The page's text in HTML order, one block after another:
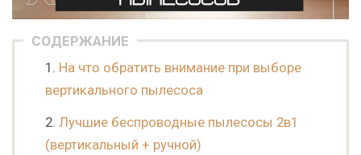
СОДЕРЖАНИЕ
На что обратить внимание при выборе
вертикального пылесоса
Лучшие беспроводные пылесосы 2в1
(вертикальный + ручной)